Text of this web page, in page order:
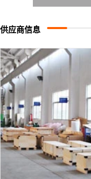
供应商信息